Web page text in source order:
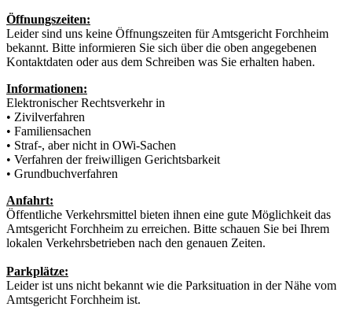
Öffnungszeiten:
Leider sind uns keine Öffnungszeiten für Amtsgericht Forchheim
bekannt. Bitte informieren Sie sich über die oben angegebenen
Kontaktdaten oder aus dem Schreiben was Sie erhalten haben.
Informationen:
Elektronischer Rechtsverkehr in
• Zivilverfahren
• Familiensachen
• Straf-, aber nicht in OWi-Sachen
• Verfahren der freiwilligen Gerichtsbarkeit
• Grundbuchverfahren
Anfahrt:
Öffentliche Verkehrsmittel bieten ihnen eine gute Möglichkeit das
Amtsgericht Forchheim zu erreichen. Bitte schauen Sie bei Ihrem
lokalen Verkehrsbetrieben nach den genauen Zeiten.
Parkplätze:
Leider ist uns nicht bekannt wie die Parksituation in der Nähe vom
Amtsgericht Forchheim ist.